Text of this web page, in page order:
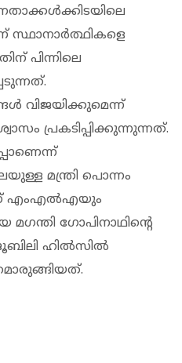
സ്ഥാനാര്‍ത്ഥികളെ
പിന്നിലെ
വിജയിക്കുമെന്ന്
പ്രകടിപ്പിക്കുന്നുന്നത്.
മന്ത്രി പൊന്നം
എംഎല്‍എയും
ഗോപിനാഥിന്റെ
ഹില്‍സില്‍